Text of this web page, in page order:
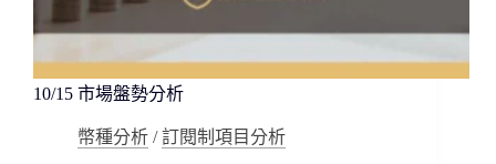
10/15 市場盤勢分析
幣種分析 /訂閱制項目分析